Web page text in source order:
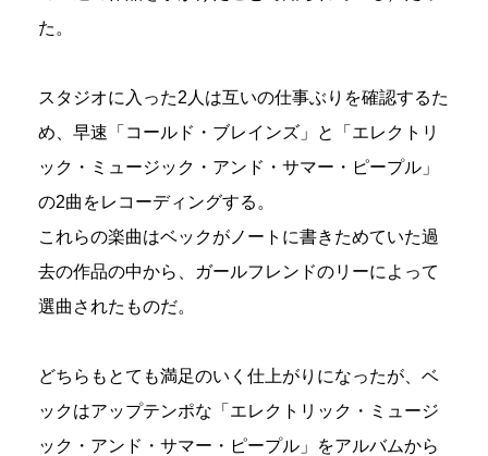
た。
スタジオに入った2人は互いの仕事ぶりを確認するた
め、早速「コールド・ブレインズ」と「エレクトリ
ック・ミュージック・アンド・サマー・ピープル」
の2曲をレコーディングする。
これらの楽曲はベックがノートに書きためていた過
去の作品の中から、ガールフレンドのリーによって
選曲されたものだ。
どちらもとても満足のいく仕上がりになったが、ベ
ックはアップテンポな「エレクトリック・ミュージ
ック・アンド・サマー・ピープル」をアルバムから